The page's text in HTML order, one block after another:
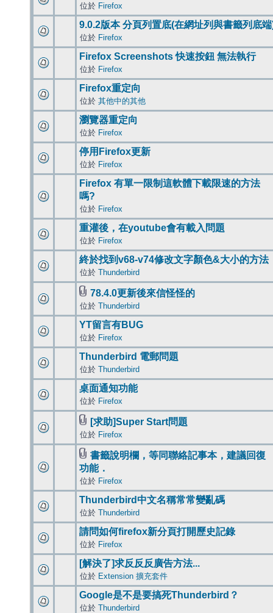
位於 Firefox
9.0.2版本 分頁列置底(在網址列與書籤列底
位於 Firefox
Firefox Screenshots 快速按鈕 無法執行
位於 Firefox
Firefox重定向
位於 其他中的其他
瀏覽器重定向
位於 Firefox
停用Firefox更新
位於 Firefox
Firefox 有單一限制這軟體下載限速的方法
嗎?
位於 Firefox
重灌後，在youtube會有載入問題
位於 Firefox
終於找到v68-v74修改文字顏色&大小的方法
位於 Thunderbird
78.4.0更新後來信怪怪的
位於 Thunderbird
YT留言有BUG
位於 Firefox
Thunderbird 電郵問題
位於 Thunderbird
桌面通知功能
位於 Firefox
[求助]Super Start問題
位於 Firefox
書籤說明欄，等同聯絡記事本，建議回復
功能．
位於 Firefox
Thunderbird中文名稱常常變亂碼
位於 Thunderbird
請問如何firefox新分頁打開歷史記錄
位於 Firefox
[解決了]求反反反廣告方法...
位於 Extension 擴充套件
Google是不是要搞死Thunderbird？
位於 Thunderbird